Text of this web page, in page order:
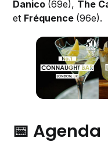
Danico (69e), The
et Fréquence (96e).
📅 Agenda